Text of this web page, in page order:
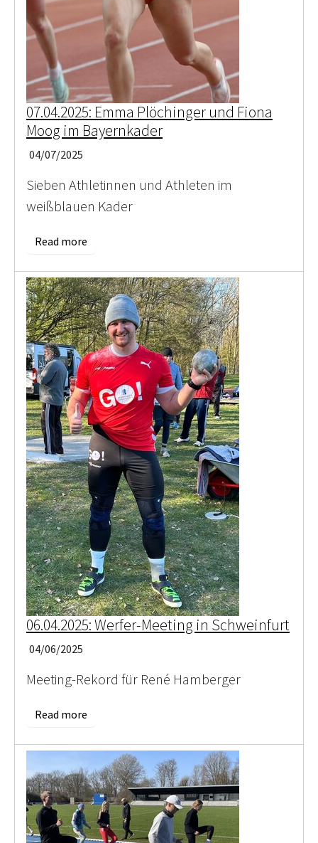
07.04.2025: Emma Plöchinger und Fiona
Moog im Bayernkader
04/07/2025
Sieben Athletinnen und Athleten im
weißblauen Kader
Read more
06.04.2025: Werfer-Meeting in Schweinfurt
04/06/2025
Meeting-Rekord für René Hamberger
Read more